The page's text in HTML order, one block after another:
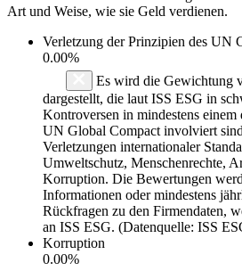
Art und Weise, wie sie Geld verdienen.
Verletzung der Prinzipien des UN
0.00%
Es wird die Gewichtung
dargestellt, die laut ISS ESG in
Kontroversen in mindestens
UN Global Compact involviert
Verletzungen internationaler
Umweltschutz, Menschenrechte,
Korruption. Die Bewertungen
Informationen oder mindestens
Rückfragen zu den Firmendaten,
an ISS ESG. (Datenquelle: ISS
Korruption
0.00%